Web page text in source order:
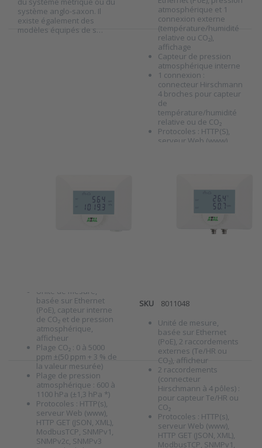
système anglo-saxon. Il
existe également des
modèles équipés de s…
atmosphérique et 1
connexion externe
(température/humidité
relative ou CO₂),
affichage
Capteur de pression
atmosphérique interne
1 connexion :
connecteur Hirschmann
4 broches pour capteur
de
température/humidité
relative ou de CO₂
Protocoles : HTTP(S),
serveur Web (www),
Ethernet ATE-C-P
avec capteurs
internes de CO₂
Unité de mesure,
basée sur Ethernet
(PoE), capteur interne
de CO₂ et de pression
atmosphérique,
afficheur
Plage CO₂ : 0 à 5000
ppm ±(50 ppm + 3 % de
la valeur mesurée)
Plage de pression
atmosphérique : 600 à
1100 hPa (±1,3 hPa *)
Protocoles : HTTP(s),
serveur Web (www),
HTTP GET (JSON, XML),
ModbusTCP, SNMPv1,
SNMPv2c, SNMPv3
Ethernet ATE-2U
universelles pour
SKU
8011048
Unité de mesure,
basée sur Ethernet
(PoE), 2 raccordements
externes (Te/HR ou
CO₂), afficheur
2 raccordements
(connecteur
Hirschmann à 4 pôles) :
pour capteur Te/HR ou
CO₂
Protocoles : HTTP(s),
serveur Web (www),
HTTP GET (JSON, XML),
ModbusTCP, SNMPv1,
Press ENTER for
more options to
Unité de
surveillance
Ethernet ATE-2U
avec deux
entrées
universelles
pour capteurs
de
température/HR
ou de CO₂
Press ENTER for
more options to
Unité de
surveillance
Ethernet ATE-
1U-2TE avec une
entrée
universelle
Press ENTER
for more
options to
Unité de
surveillance
Ethernet ATE-
TRCP avec
capteurs